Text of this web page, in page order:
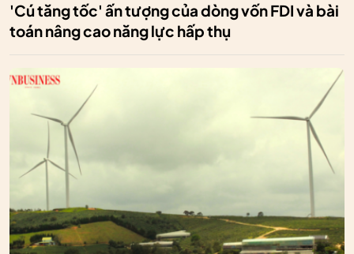
'Cú tăng tốc' ấn tượng của dòng vốn FDI và bài
toán nâng cao năng lực hấp thụ